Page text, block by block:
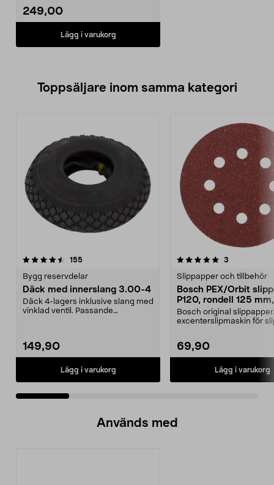
249,00
Lägg i varukorg
Toppsäljare inom samma kategori
155recensioner
Bygg reservdelar
Däck med innerslang 3.00-4
Däck 4-lagers inklusive slang med
vinklad ventil. Passande
149,90
Lägg i varukorg
5.0 av 5 stjärnor 3
Slippapper och tillbehör
Bosch PEX/Orbit
P120, rondell 125
pack
Bosch original
excenterslipmaskin för
69,90
Lägg i varukorg
4.0 av 5 stjärnor
Används med